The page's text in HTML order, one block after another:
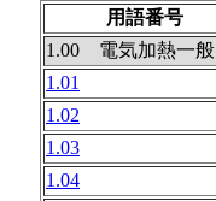
用語番号
1.00 電気加熱一般
1.01
1.02
1.03
1.04